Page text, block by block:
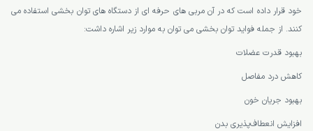
خود قرار داده است که در آن مربی های حرفه ای از دستگاه های توان بخشی استفاده می
کنند. از جمله فواید توان بخشی می توان به موارد زیر اشاره داشت:
بهبود قدرت عضلات
کاهش درد مفاصل
بهبود جریان خون
افزایش انعطاف‌پذیری بدن